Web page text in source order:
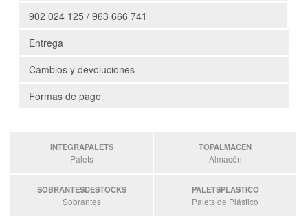
902 024 125 / 963 666 741
Entrega
Cambios y devoluciones
Formas de pago
INTEGRAPALETS
Palets
TOPALMACEN
Almacén
SOBRANTESDESTOCKS
Sobrantes
PALETSPLASTICO
Palets de Plástico